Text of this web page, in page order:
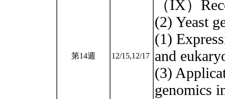
第14週 12/15,12/17
（IX）
(2) Yeast
(1)
and
(3)
genomics